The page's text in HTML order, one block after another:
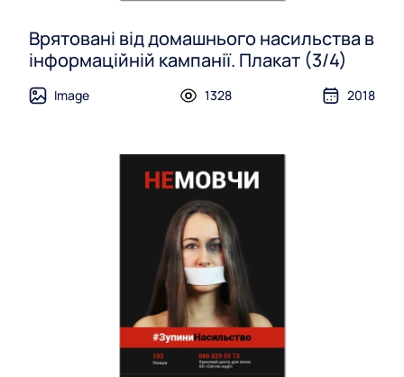
Врятовані від домашнього насильства в
інформаційній кампанії. Плакат (3/4)
Image 1328 2018